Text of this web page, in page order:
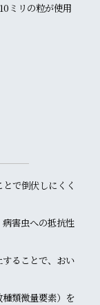
ミリの粒が使用
で倒伏しにくく
害虫への抵抗性
ることで、おい
類微量要素）を